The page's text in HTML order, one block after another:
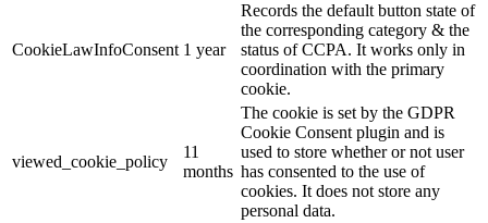
CookieLawInfoConsent 1 year
Records the default button state of
the corresponding category & the
status of CCPA. It works only in
coordination with the primary
cookie.
viewed_cookie_policy
11
months
The cookie is set by the GDPR
Cookie Consent plugin and is
used to store whether or not user
has consented to the use of
cookies. It does not store any
personal data.